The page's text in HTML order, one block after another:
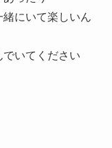
にいて楽しいん
いてください